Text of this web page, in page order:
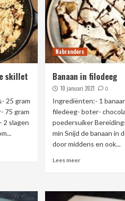
skillet
25 gram
75 gram
2 slagen
Nabranders
Banaan in filodeeg
10 januari 2021 0
Ingrediënten:- 1
filedeeg- boter-
poedersuiker
min Snijd de banaan in
door middens en ook...
Lees meer